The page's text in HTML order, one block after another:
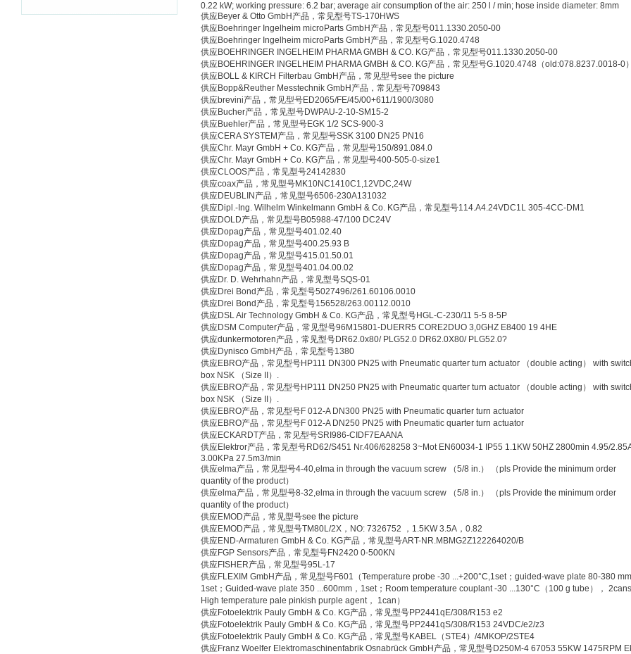
0.22 kW; working pressure: 6.2 bar; average air consumption of the air: 250 l / min; hose inside diameter: 8mm
供应Beyer & Otto GmbH产品，常见型号TS-170HWS
供应Boehringer Ingelheim microParts GmbH产品，常见型号011.1330.2050-00
供应Boehringer Ingelheim microParts GmbH产品，常见型号G.1020.4748
供应BOEHRINGER INGELHEIM PHARMA GMBH & CO. KG产品，常见型号011.1330.2050-00
供应BOEHRINGER INGELHEIM PHARMA GMBH & CO. KG产品，常见型号G.1020.4748（old:078.8237.0018-0）
供应BOLL & KIRCH Filterbau GmbH产品，常见型号see the picture
供应Bopp&Reuther Messtechnik GmbH产品，常见型号709843
供应brevini产品，常见型号ED2065/FE/45/00+611/1900/3080
供应Bucher产品，常见型号DWPAU-2-10-SM15-2
供应Buehler产品，常见型号EGK 1/2 SCS-900-3
供应CERA SYSTEM产品，常见型号SSK 3100 DN25 PN16
供应Chr. Mayr GmbH + Co. KG产品，常见型号150/891.084.0
供应Chr. Mayr GmbH + Co. KG产品，常见型号400-505-0-size1
供应CLOOS产品，常见型号24142830
供应coax产品，常见型号MK10NC1410C1,12VDC,24W
供应DEUBLIN产品，常见型号6506-230A131032
供应Dipl.-Ing. Wilhelm Winkelmann GmbH & Co. KG产品，常见型号114.A4.24VDC1L 305-4CC-DM1
供应DOLD产品，常见型号B05988-47/100 DC24V
供应Dopag产品，常见型号401.02.40
供应Dopag产品，常见型号400.25.93 B
供应Dopag产品，常见型号415.01.50.01
供应Dopag产品，常见型号401.04.00.02
供应Dr. D. Wehrhahn产品，常见型号SQS-01
供应Drei Bond产品，常见型号5027496/261.60106.0010
供应Drei Bond产品，常见型号156528/263.00112.0010
供应DSL Air Technology GmbH & Co. KG产品，常见型号HGL-C-230/11 5-5 8-5P
供应DSM Computer产品，常见型号96M15801-DUERR5 CORE2DUO 3,0GHZ E8400 19 4HE
供应dunkermotoren产品，常见型号DR62.0x80/ PLG52.0 DR62.0X80/ PLG52.0?
供应Dynisco GmbH产品，常见型号1380
供应EBRO产品，常见型号HP111 DN300 PN25 with Pneumatic quarter turn actuator （double acting） with
box NSK （Size II）.
供应EBRO产品，常见型号HP111 DN250 PN25 with Pneumatic quarter turn actuator （double acting） with
box NSK （Size II）.
供应EBRO产品，常见型号F 012-A DN300 PN25 with Pneumatic quarter turn actuator
供应EBRO产品，常见型号F 012-A DN250 PN25 with Pneumatic quarter turn actuator
供应ECKARDT产品，常见型号SRI986-CIDF7EAANA
供应Elektror产品，常见型号RD62/S451 Nr.406/628258 3~Mot EN60034-1 IP55 1.1KW 50HZ 2800min 4.95/
3.00KPa 27.5m3/min
供应elma产品，常见型号4-40,elma in through the vacuum screw （5/8 in.） （pls Provide the minimum order
quantity of the product）
供应elma产品，常见型号8-32,elma in through the vacuum screw （5/8 in.） （pls Provide the minimum order
quantity of the product）
供应EMOD产品，常见型号see the picture
供应EMOD产品，常见型号TM80L/2X，NO: 7326752 ，1.5KW 3.5A，0.82
供应END-Armaturen GmbH & Co. KG产品，常见型号ART-NR.MBMG2Z122264020/B
供应FGP Sensors产品，常见型号FN2420 0-500KN
供应FISHER产品，常见型号95L-17
供应FLEXIM GmbH产品，常见型号F601（Temperature probe -30 ...+200°C,1set；guided-wave plate 80-380 mm
1set；Guided-wave plate 350 ...600mm，1set；Room temperature couplant -30 ...130°C（100 g tube）， 2cans
High temperature pale pinkish purple agent， 1can）
供应Fotoelektrik Pauly GmbH & Co. KG产品，常见型号PP2441qE/308/R153 e2
供应Fotoelektrik Pauly GmbH & Co. KG产品，常见型号PP2441qS/308/R153 24VDC/e2/z3
供应Fotoelektrik Pauly GmbH & Co. KG产品，常见型号KABEL（STE4）/4MKOP/2STE4
供应Franz Woelfer Elektromaschinenfabrik Osnabrück GmbH产品，常见型号D250M-4 67053 55KW 1475RPM